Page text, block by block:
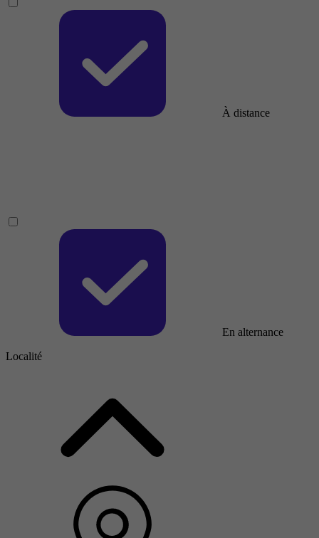
À distance
En alternance
Localité